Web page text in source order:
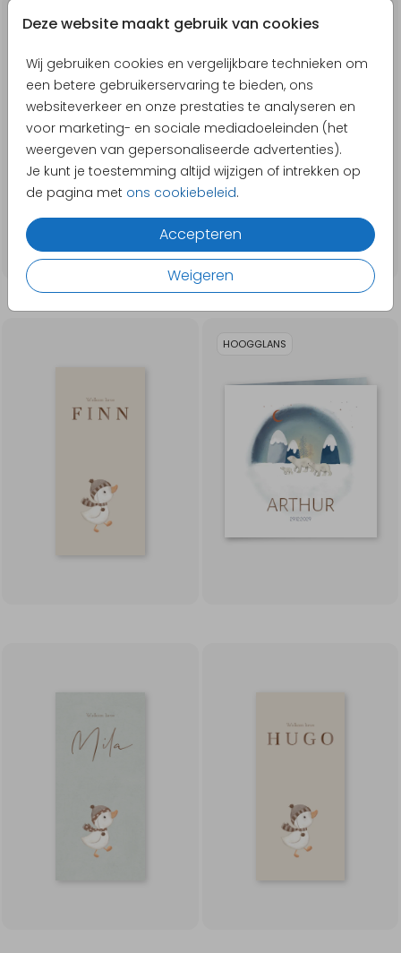
Deze website maakt gebruik van cookies
Wij gebruiken cookies en vergelijkbare technieken om
een betere gebruikerservaring te bieden, ons
websiteverkeer en onze prestaties te analyseren en
voor marketing- en sociale mediadoeleinden (het
weergeven van gepersonaliseerde advertenties).
Je kunt je toestemming altijd wijzigen of intrekken op
de pagina met ons cookiebeleid.
Accepteren
Weigeren
ZILVERFOLIE GOUDFOLIE
HOOGGLANS